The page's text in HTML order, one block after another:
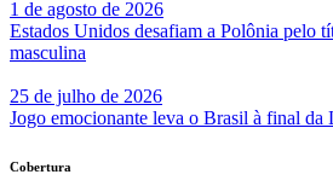
1 de agosto de 2026
Estados Unidos desafiam a Polônia pelo
masculina
25 de julho de 2026
Jogo emocionante leva o Brasil à final da
Cobertura